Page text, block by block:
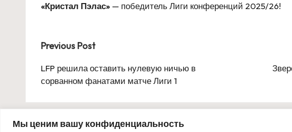
Мы ценим вашу конфиденциальность
«Кристал Пэлас» — победитель Лиги конференций 2025/26!
Post
navigation
Previous Post
LFP решила оставить нулевую ничью в
сорванном фанатами матче Лиги 1